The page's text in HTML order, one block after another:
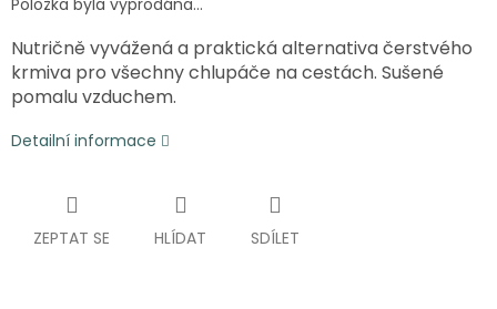
Položka byla vyprodána…
Nutričně vyvážená a praktická alternativa čerstvého
krmiva pro všechny chlupáče na cestách. Sušené
pomalu vzduchem.
Detailní informace
ZEPTAT SE HLÍDAT SDÍLET